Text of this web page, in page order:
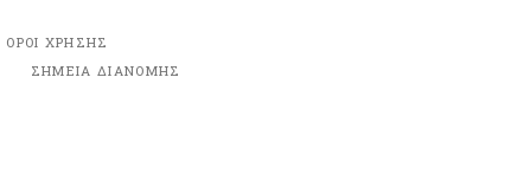
ΟΡΟΙ ΧΡΗΣΗΣ
ΣΗΜΕΙΑ ΔΙΑΝΟΜΗΣ